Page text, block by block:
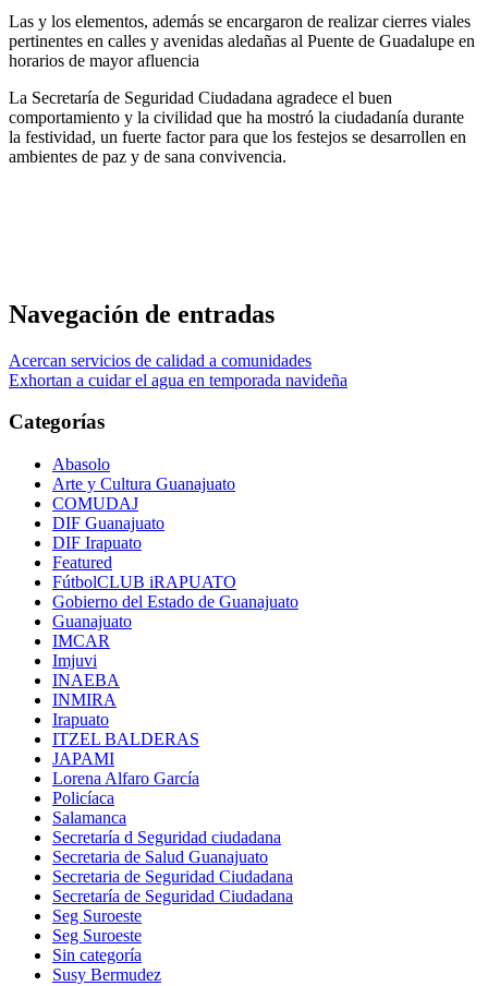
Las y los elementos, además se encargaron de realizar cierres viales
pertinentes en calles y avenidas aledañas al Puente de Guadalupe en
horarios de mayor afluencia
La Secretaría de Seguridad Ciudadana agradece el buen
comportamiento y la civilidad que ha mostró la ciudadanía durante
la festividad, un fuerte factor para que los festejos se desarrollen en
ambientes de paz y de sana convivencia.
Navegación de entradas
Acercan servicios de calidad a comunidades
Exhortan a cuidar el agua en temporada navideña
Categorías
Abasolo
Arte y Cultura Guanajuato
COMUDAJ
DIF Guanajuato
DIF Irapuato
Featured
FútbolCLUB iRAPUATO
Gobierno del Estado de Guanajuato
Guanajuato
IMCAR
Imjuvi
INAEBA
INMIRA
Irapuato
ITZEL BALDERAS
JAPAMI
Lorena Alfaro García
Policíaca
Salamanca
Secretaría d Seguridad ciudadana
Secretaria de Salud Guanajuato
Secretaria de Seguridad Ciudadana
Secretaría de Seguridad Ciudadana
Seg Suroeste
Seg Suroeste
Sin categoría
Susy Bermudez